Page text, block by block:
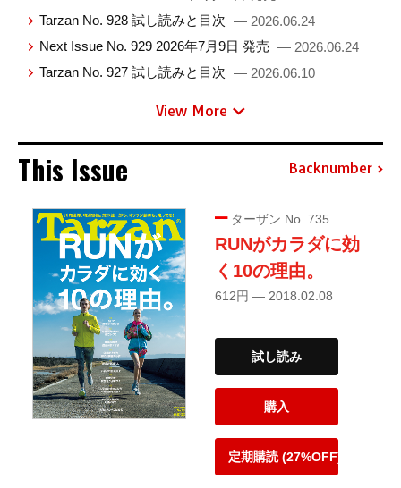
Tarzan No. 928 試し読みと目次 — 2026.06.24
Next Issue No. 929 2026年7月9日 発売 — 2026.06.24
Tarzan No. 927 試し読みと目次 — 2026.06.10
View More
This Issue Backnumber
ターザン No. 735
RUNがカラダに効
く10の理由。
612円 — 2018.02.08
試し読み
購入
定期購読 (27%OFF)